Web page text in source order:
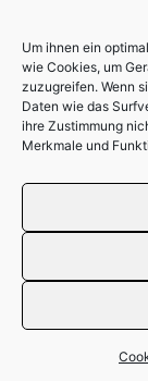
Um ihnen ein
wie Cookies, um
zuzugreifen. Wenn
Daten wie das
ihre Zustimmung
Merkmale und